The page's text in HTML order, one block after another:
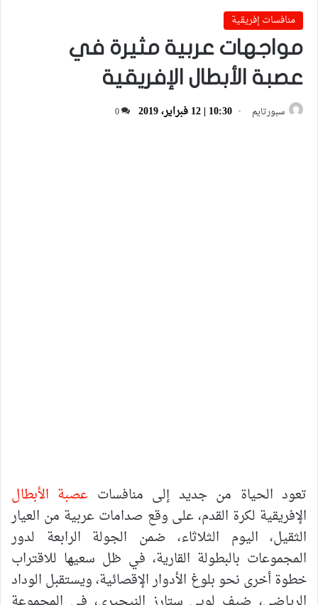
منافسات إفريقية
مواجهات عربية مثيرة في
عصبة الأبطال الإفريقية
سبورتايم 10:30 | 12 فبراير، 2019 0
تعود الحياة من جديد إلى منافسات عصبة الأبطال
الإفريقية لكرة القدم، على وقع صدامات عربية من العيار
الثقيل، اليوم الثلاثاء، ضمن الجولة الرابعة لدور
المجموعات بالبطولة القارية، في ظل سعيها للاقتراب
خطوة أخرى نحو بلوغ الأدوار الإقصائية، ويستقبل الوداد